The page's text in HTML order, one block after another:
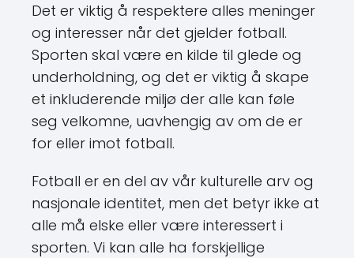
Det er viktig å respektere alles meninger
og interesser når det gjelder fotball.
Sporten skal være en kilde til glede og
underholdning, og det er viktig å skape
et inkluderende miljø der alle kan føle
seg velkomne, uavhengig av om de er
for eller imot fotball.
Fotball er en del av vår kulturelle arv og
nasjonale identitet, men det betyr ikke at
alle må elske eller være interessert i
sporten. Vi kan alle ha forskjellige